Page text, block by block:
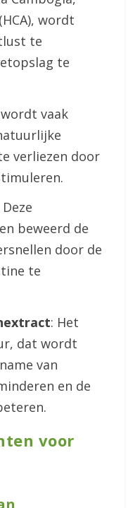
wordt
te
te
vaak
verliezen door
Deze
beweerd de
door de
te
: Het
dat wordt
van
en de
voor